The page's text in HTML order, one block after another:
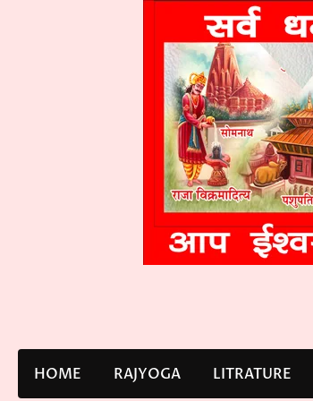
HOME RAJYOGA LITRATURE